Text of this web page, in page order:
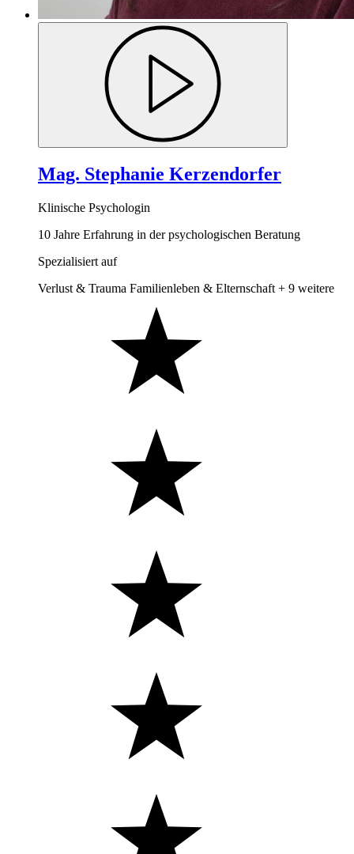
Mag. Stephanie Kerzendorfer
Klinische Psychologin
10 Jahre Erfahrung in der psychologischen Beratung
Spezialisiert auf
Verlust & Trauma Familienleben & Elternschaft + 9 weitere